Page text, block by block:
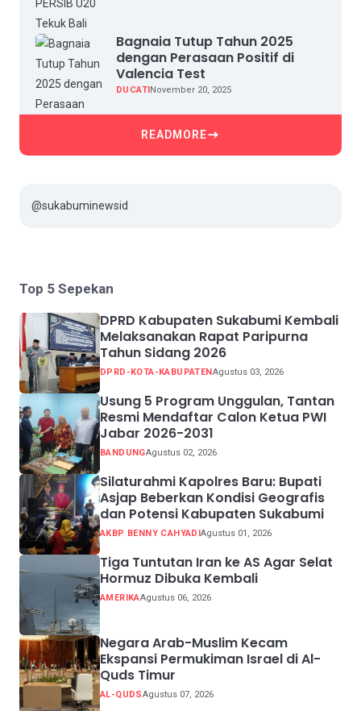
Bagnaia Tutup Tahun 2025
dengan Perasaan Positif di
Valencia Test
DUCATI November 20, 2025
READMORE
@sukabuminewsid
Top 5 Sepekan
DPRD Kabupaten Sukabumi Kembali
Melaksanakan Rapat Paripurna
Tahun Sidang 2026
DPRD-KOTA-KABUPATEN Agustus 03, 2026
Usung 5 Program Unggulan, Tantan
Resmi Mendaftar Calon Ketua PWI
Jabar 2026-2031
BANDUNGAgustus 02, 2026
Silaturahmi Kapolres Baru: Bupati
Asjap Beberkan Kondisi Geografis
dan Potensi Kabupaten Sukabumi
AKBP BENNY CAHYADIAgustus 01, 2026
Tiga Tuntutan Iran ke AS Agar Selat
Hormuz Dibuka Kembali
AMERIKAAgustus 06, 2026
Negara Arab-Muslim Kecam
Ekspansi Permukiman Israel di Al-
Quds Timur
AL-QUDSAgustus 07, 2026